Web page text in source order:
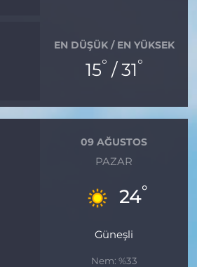
EN DÜŞÜK / EN YÜKSEK
15° / 31°
09 AĞUSTOS
PAZAR
24°
Güneşli
Nem: %33